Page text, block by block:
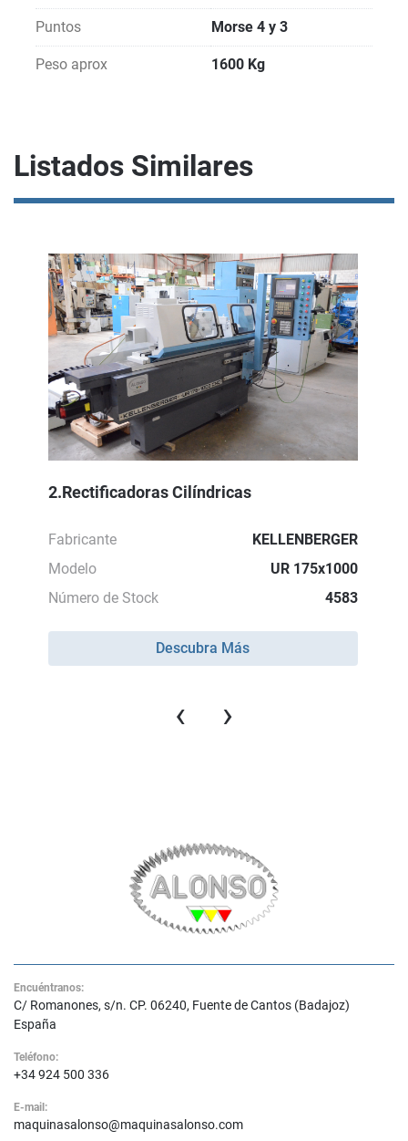
Puntos Morse 4 y 3
Peso aprox 1600 Kg
Listados Similares
2.Rectificadoras Cilíndricas
Fabricante
KELLENBERGER
Modelo
UR 175x1000
Número de Stock
4583
Descubra Más
‹ ›
Encuéntranos:
C/ Romanones, s/n. CP. 06240, Fuente de Cantos (Badajoz)
España
Teléfono:
+34 924 500 336
E-mail:
maquinasalonso@maquinasalonso.com